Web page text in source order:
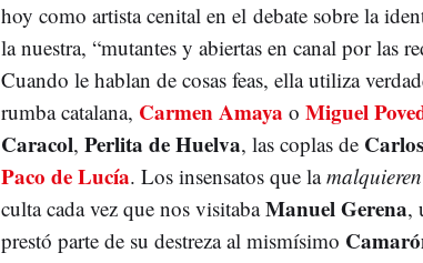
hoy como artista cenital en el debate sobre la
la nuestra, “mutantes y abiertas en canal por las
Cuando le hablan de cosas feas, ella utiliza
rumba catalana, Carmen Amaya o Miguel
Caracol, Perlita de Huelva, las coplas de
Paco de Lucía. Los insensatos que lamalquieren
culta cada vez que nos visitabaManuel Gerena,
prestó parte de su destreza al mismísimo